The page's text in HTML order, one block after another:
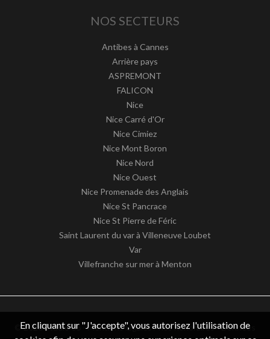
NOS SECTEURS
Antibes à Cannes
Arrière pays
ASPREMONT
FALICON
Nice
Nice Carré d'Or
Nice Cimiez
Nice Mont Boron
Nice Nord
Nice Ouest
Nice Promenade des Anglais
Nice St Pancrace
Nice St Pierre de Féric
Saint Laurent du var à Villeneuve Loubet
Var
Villefranche sur mer à Menton
© 2026 Studio 06 -Mentions légales / nos honoraires-Données
En cliquant sur "J'accepte", vous autorisez l'utilisation de